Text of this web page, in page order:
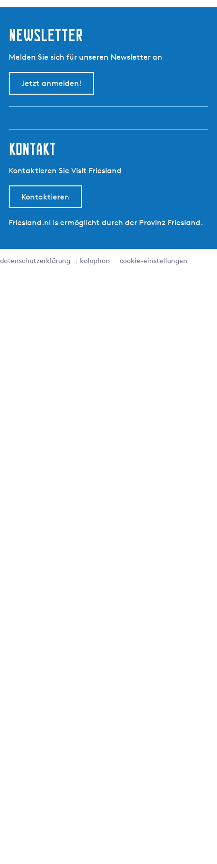
Newsletter
Melden Sie sich für unseren Newsletter an
Jetzt anmelden!
kontakt
Kontaktieren Sie Visit Friesland
Kontaktieren
Friesland.nl is ermöglicht durch der Provinz Friesland.
datenschutzerklärung kolophon cookie-einstellungen